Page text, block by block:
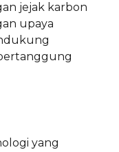
jejak karbon
upaya
yang